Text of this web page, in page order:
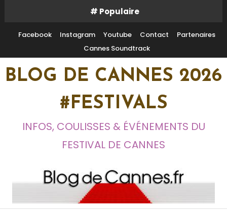
Content
# Populaire
Facebook Instagram Youtube Contact
Partenaires
Cannes Soundtrack
BLOG DE CANNES 2026
#FESTIVALS
INFOS, COULISSES & ÉVÉNEMENTS DU
FESTIVAL DE CANNES